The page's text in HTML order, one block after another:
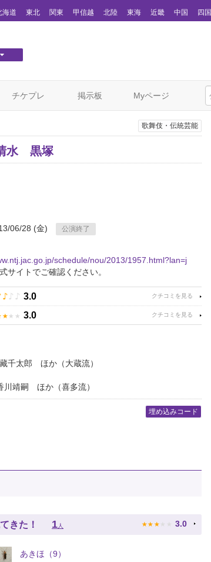
海道 東北 関東 甲信越 北陸 東海 近畿 中国 四国
チケプレ 掲示板 Myページ
歌舞伎・伝統芸能
水 黒塚
06/28 (金)
公演終了
schedule/nou/2013/1957.html?lan=j
サイトでご確認ください。
♪ ♪ ♪ 3.0
★ ★ ★ 3.0
太郎 ほか（大蔵流）
靖嗣 ほか（喜多流）
埋め込みコード
きた！ 1 人 ★ ★ ★ ★ ★ 3.0
あきほ（9）